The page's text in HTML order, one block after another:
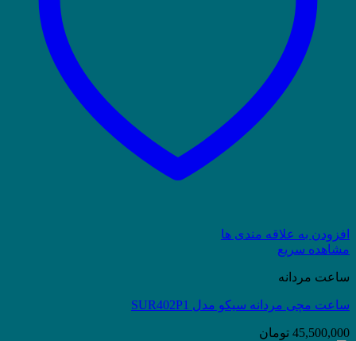
افزودن به علاقه مندی ها
مشاهده سریع
ساعت مردانه
ساعت مچی مردانه سیکو مدل SUR402P1
45,500,000 تومان